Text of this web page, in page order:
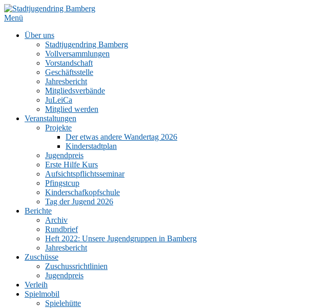
Zum
Inhalt
Menü
Über uns
Stadtjugendring Bamberg
Vollversammlungen
Vorstandschaft
Geschäftsstelle
Jahresbericht
Mitgliedsverbände
JuLeiCa
Mitglied werden
Veranstaltungen
Projekte
Der etwas andere Wandertag 2026
Kinderstadtplan
Jugendpreis
Erste Hilfe Kurs
Aufsichtspflichtsseminar
Pfingstcup
Kinderschafkopfschule
Tag der Jugend 2026
Berichte
Archiv
Rundbrief
Heft 2022: Unsere Jugendgruppen in Bamberg
Jahresbericht
Zuschüsse
Zuschussrichtlinien
Jugendpreis
Verleih
Spielmobil
Spielehütte